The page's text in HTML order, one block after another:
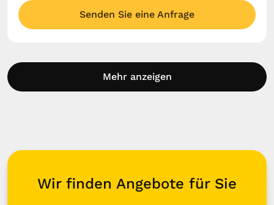
Senden Sie eine Anfrage
Mehr anzeigen
Wir finden Angebote für Sie